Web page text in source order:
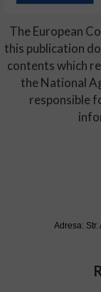
The European
this publication
contents which
the National
responsible
Adresa: Str.